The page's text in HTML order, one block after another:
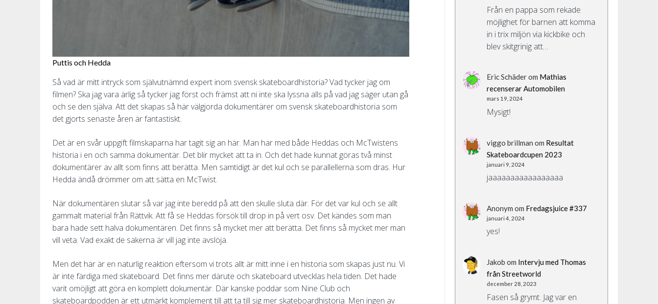
Puttis och Hedda
Så vad är mitt intryck som självutnämnd expert inom svensk skateboardhistoria? Vad tycker jag om
filmen? Ska jag vara ärlig så tycker jag först och främst att ni inte ska lyssna alls på vad jag säger utan gå
och se den själva. Att det skapas så här välgjorda dokumentärer om svensk skateboardhistoria som
det gjorts senaste åren är fantastiskt.
Det är en svår uppgift filmskaparna har tagit sig an här. Man har med både Heddas och McTwistens
historia i en och samma dokumentär. Det blir mycket att ta in. Och det hade kunnat göras två minst
dokumentärer av allt som finns att berätta. Men samtidigt är det kul och se parallellerna som dras. Hur
Hedda ändå drömmer om att sätta en McTwist.
När dokumentären slutar så var jag inte beredd på att den skulle sluta där. För det var kul och se allt
gammalt material från Rättvik. Att få se Heddas försök till drop in på vert osv. Det kändes som man
bara hade sett halva dokumentären. Det finns så mycket mer att berätta. Det finns så mycket mer man
vill veta. Vad exakt de sakerna är vill jag inte avslöja.
Men det här är en naturlig reaktion eftersom vi trots allt är mitt inne i en historia som skapas just nu. Vi
är inte färdiga med skateboard. Det finns mer därute och skateboard utvecklas hela tiden. Det hade
varit omöjligt att göra en komplett dokumentär. Där kanske poddar som Nine Club och
skateboardpodden är ett utmärkt komplement till att ta till sig mer skateboardhistoria. Men ingen av
Från en pappa som rekade
möjlighet för barnen att komma
in i trix miljön via kickbike och
blev skitgrinig att…
Eric Schäderom Mathias
recenserar Automobilen
mars 19, 2024
Mysigt!
viggo brillman om Resultat
Skateboardcupen 2023
januari 9, 2024
jaaaaaaaaaaaaaaaaa
Anonym om Fredagsjuice #337
januari 4, 2024
yes!
Jakob om Intervju med Thomas
från Streetworld
december 28, 2023
Fasen så grymt. Jag var en